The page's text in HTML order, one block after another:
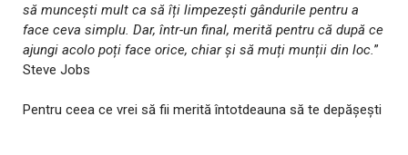
să muncești mult ca să îți limpezești gândurile pentru a
face ceva simplu. Dar, într-un final, merită pentru că după ce
ajungi acolo poți face orice, chiar și să muți munții din loc. ”
Steve Jobs
Pentru ceea ce vrei să fii merită întotdeauna să te depășești